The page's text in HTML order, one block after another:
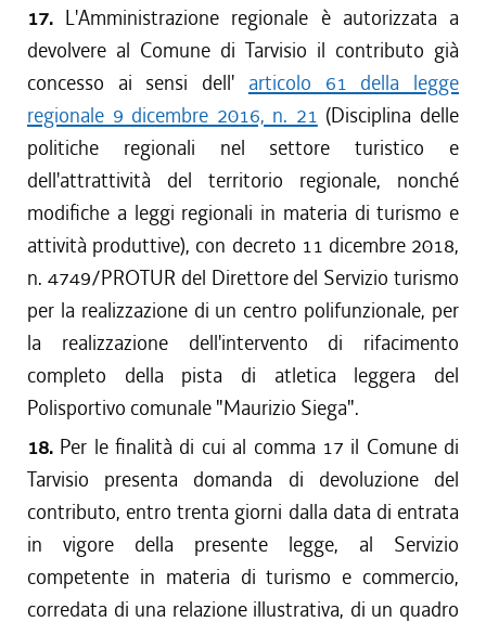
17. L'Amministrazione regionale è autorizzata a
devolvere al Comune di Tarvisio il contributo già
concesso ai sensi dell' articolo 61 della legge
regionale 9 dicembre 2016, n. 21 (Disciplina delle
politiche regionali nel settore turistico e
dell'attrattività del territorio regionale, nonché
modifiche a leggi regionali in materia di turismo e
attività produttive), con decreto 11 dicembre 2018,
n. 4749/PROTUR del Direttore del Servizio turismo
per la realizzazione di un centro polifunzionale, per
la realizzazione dell'intervento di rifacimento
completo della pista di atletica leggera del
Polisportivo comunale "Maurizio Siega".
18. Per le finalità di cui al comma 17 il Comune di
Tarvisio presenta domanda di devoluzione del
contributo, entro trenta giorni dalla data di entrata
in vigore della presente legge, al Servizio
competente in materia di turismo e commercio,
corredata di una relazione illustrativa, di un quadro